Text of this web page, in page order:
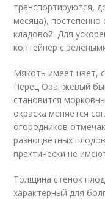
транспортируются,
месяца), постепенно
кладовой. Для
контейнер с
Мякоть имеет цвет,
Перец Оранжевый
становится
окраска меняется
огородников
разноцветных
практически не
Толщина стенок
характерный для